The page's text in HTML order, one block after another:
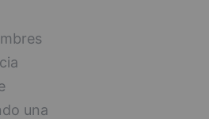
una